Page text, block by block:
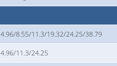
4.96/8.55/11.3/19.32/24.25/38.79
4.96/11.3/24.25